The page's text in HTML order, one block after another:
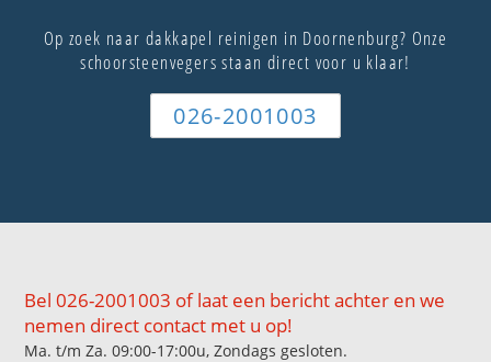
Op zoek naar dakkapel reinigen in Doornenburg? Onze
schoorsteenvegers staan direct voor u klaar!
026-2001003
Bel 026-2001003 of laat een bericht achter en we
nemen direct contact met u op!
Ma. t/m Za. 09:00-17:00u, Zondags gesloten.